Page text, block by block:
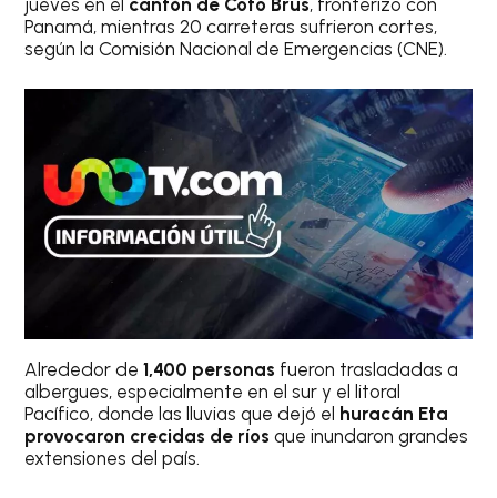
jueves en el cantón de Coto Brus, fronterizo con
Panamá, mientras 20 carreteras sufrieron cortes,
según la Comisión Nacional de Emergencias (CNE).
Alrededor de1,400 personas fueron trasladadas a
albergues, especialmente en el sur y el litoral
Pacífico, donde las lluvias que dejó el huracán Eta
provocaron crecidas de ríos que inundaron grandes
extensiones del país.